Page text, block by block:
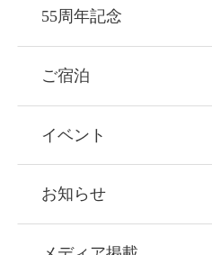
55周年記念
ご宿泊
イベント
お知らせ